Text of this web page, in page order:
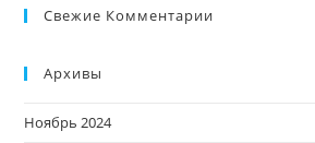
Свежие Комментарии
Архивы
Ноябрь 2024